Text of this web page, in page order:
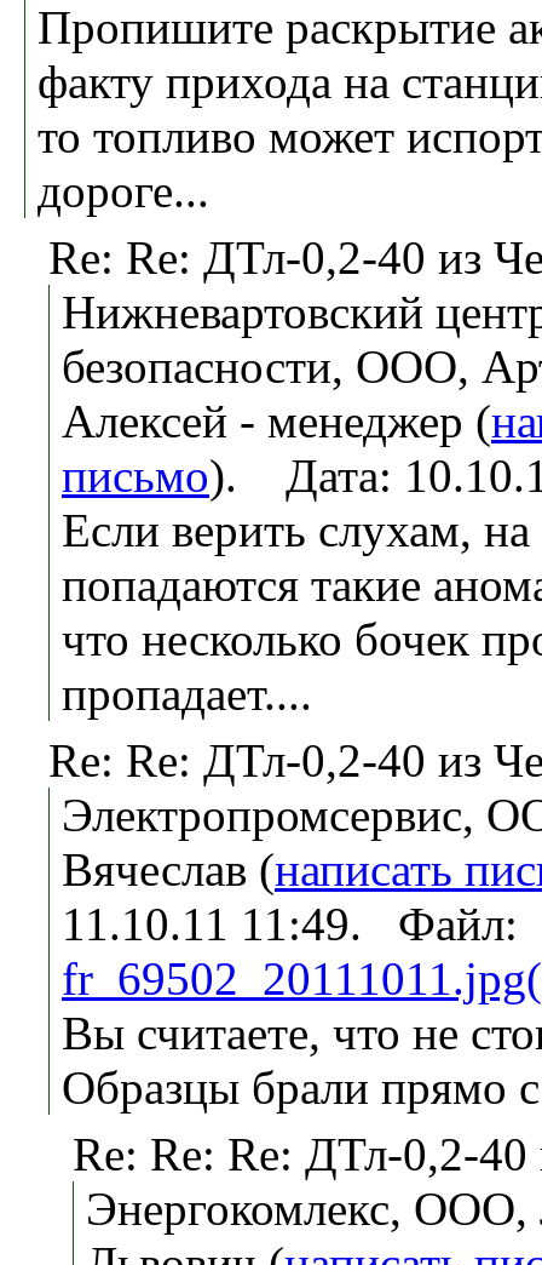
Пропишите раскрытие
факту прихода на
то топливо может
дороге...
Re: Re: ДТл-0,2-40 из
Нижневартовский
безопасности, ООО,
Алексей - менеджер (
письмо). Дата:
Если верить слухам,
попадаются такие
что несколько бочек
пропадает....
Re: Re: ДТл-0,2-40 из
Электропромсервис,
Вячеслав (написать
11.10.11 11:49. Файл:
Вы считаете, что не
Образцы брали прямо с
Re: Re: Re: ДТл-0,2-40
Энергокомлекс, ООО,